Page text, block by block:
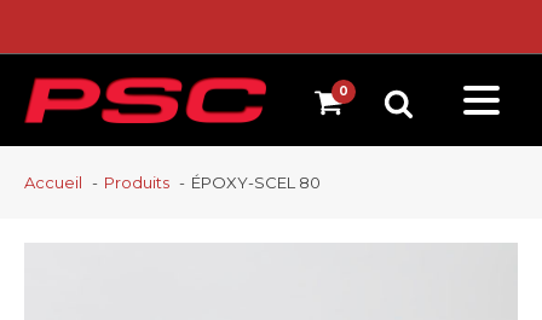
Accueil Produits ÉPOXY-SCEL 80